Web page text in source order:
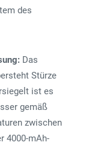
des
Das
Stürze
ist es
gemäß
zwischen
4000-mAh-